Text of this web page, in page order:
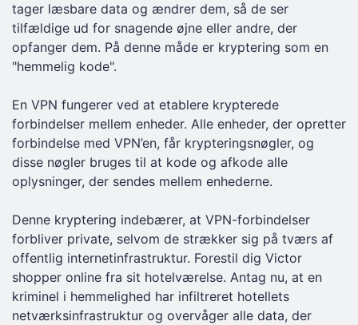
tager læsbare data og ændrer dem, så de ser
tilfældige ud for snagende øjne eller andre, der
opfanger dem. På denne måde er kryptering som en
"hemmelig kode".
En VPN fungerer ved at etablere krypterede
forbindelser mellem enheder. Alle enheder, der opretter
forbindelse med VPN’en, får krypteringsnøgler, og
disse nøgler bruges til at kode og afkode alle
oplysninger, der sendes mellem enhederne.
Denne kryptering indebærer, at VPN-forbindelser
forbliver private, selvom de strækker sig på tværs af
offentlig internetinfrastruktur. Forestil dig Victor
shopper online fra sit hotelværelse. Antag nu, at en
kriminel i hemmelighed har infiltreret hotellets
netværksinfrastruktur og overvåger alle data, der